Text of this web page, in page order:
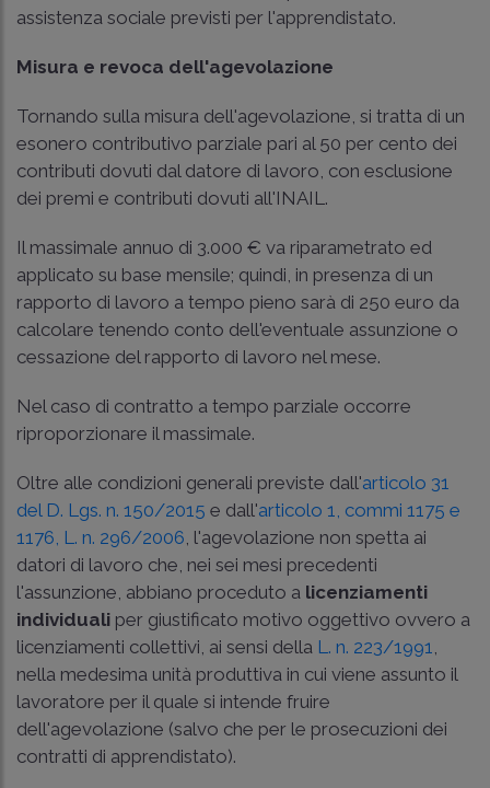
assistenza sociale previsti per l'apprendistato.
Misura e revoca dell'agevolazione
Tornando sulla misura dell'agevolazione, si tratta di un
esonero contributivo parziale pari al 50 per cento dei
contributi dovuti dal datore di lavoro, con esclusione
dei premi e contributi dovuti all'INAIL.
Il massimale annuo di 3.000 € va riparametrato ed
applicato su base mensile; quindi, in presenza di un
rapporto di lavoro a tempo pieno sarà di 250 euro da
calcolare tenendo conto dell'eventuale assunzione o
cessazione del rapporto di lavoro nel mese.
Nel caso di contratto a tempo parziale occorre
riproporzionare il massimale.
Oltre alle condizioni generali previste dall'articolo 31
del D. Lgs. n. 150/2015 e dall'articolo 1, commi 1175 e
1176, L. n. 296/2006 , l'agevolazione non spetta ai
datori di lavoro che, nei sei mesi precedenti
l'assunzione, abbiano proceduto a licenziamenti
individuali per giustificato motivo oggettivo ovvero a
licenziamenti collettivi, ai sensi della L. n. 223/1991
nella medesima unità produttiva in cui viene assunto il
lavoratore per il quale si intende fruire
dell'agevolazione (salvo che per le prosecuzioni dei
contratti di apprendistato).